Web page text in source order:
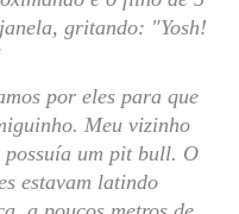
gritando: "Yosh!
por eles para que
Meu vizinho
possuía um pit bull. O
estavam latindo